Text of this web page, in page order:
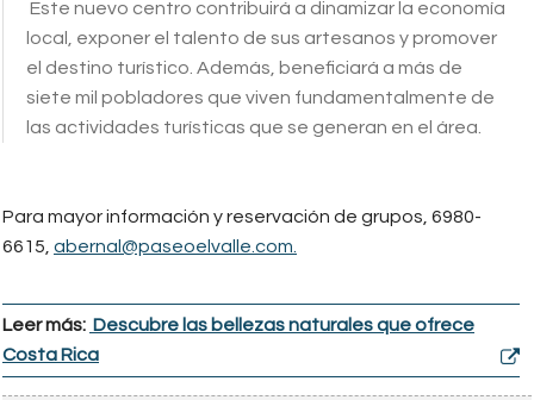
Este nuevo centro contribuirá a dinamizar la economía
local, exponer el talento de sus artesanos y promover
el destino turístico. Además, beneficiará a más de
siete mil pobladores que viven fundamentalmente de
las actividades turísticas que se generan en el área.
Para mayor información y reservación de grupos, 6980-
6615, abernal@paseoelvalle.com.
Leer más: Descubre las bellezas naturales que ofrece
Costa Rica